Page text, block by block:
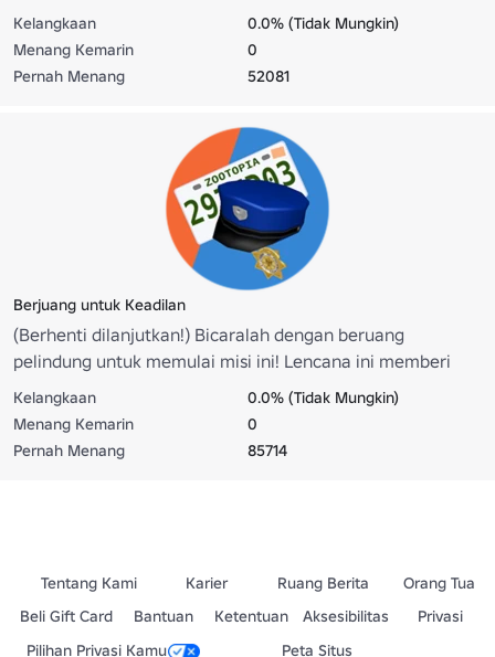
mengalahkan misi muncul di beberapa tempat di kota
utama. Lencana ini memberi Anda
http://www.roblox.com/Elegant-Elephant-Disguise-item?
id=361386045
Kelangkaan
0.0% (Tidak Mungkin)
Menang Kemarin
0
Pernah Menang
52081
Berjuang untuk Keadilan
(Berhenti dilanjutkan!) Bicaralah dengan beruang
pelindung untuk memulai misi ini! Lencana ini memberi
Anda http://www.roblox.com/Official-Office-Hare-Ears-
item?id=361964590
Kelangkaan
0.0% (Tidak Mungkin)
Menang Kemarin
0
Pernah Menang
85714
Tentang Kami Karier Ruang Berita
Orang Tua
Beli Gift Card
Bantuan Ketentuan Aksesibilitas
Privasi
Pilihan Privasi Kamu
Peta Situs